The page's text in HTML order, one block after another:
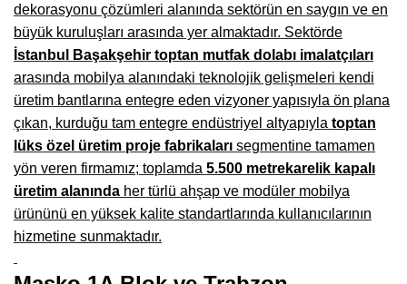
Çankırı Mobilyacılar, Mobilya Mağazaları, İmalatçıları
Mersin Mobilyacılar, Mobilya Mağazaları, Üreticileri
Antalya Mobilyacıları, Mobilya Mağazaları, Firmaları
Bolu Mobilyacılar, Mobilya Mağazaları, İmalatçıları
Kırklareli Mobilyacılar, Mobilya Firmaları, Mağazaları
Muğla Mobilyacılar, Mobilya Mağazaları, İmalatçıları
Kastamonu Mobilya Mağazaları, Firmaları
dekorasyonu çözümleri alanında sektörün en saygın ve en
büyük kuruluşları arasında yer almaktadır. Sektörde
İstanbul Başakşehir toptan mutfak dolabı imalatçıları
arasında mobilya alanındaki teknolojik gelişmeleri kendi
üretim bantlarına entegre eden vizyoner yapısıyla ön plana
çıkan, kurduğu tam entegre endüstriyel altyapıyla toptan
lüks özel üretim proje fabrikaları segmentine tamamen
yön veren firmamız; toplamda 5.500 metrekarelik kapalı
üretim alanında her türlü ahşap ve modüler mobilya
ürününü en yüksek kalite standartlarında kullanıcılarının
hizmetine sunmaktadır.